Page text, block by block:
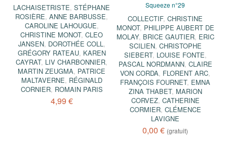
LACHAISETRISTE,STÉPHANE
ROSIÈRE,ANNE BARBUSSE,
CAROLINE LAHOUGUE,
CHRISTINE MONOT,CLEO
JANSEN, DOROTHÉE COLL,
GRÉGORY RATEAU, KAREN
CAYRAT, LIV CHARBONNIER,
MARTIN ZEUGMA, PATRICE
MALTAVERNE, RÉGINALD
CORNIER, ROMAIN PARIS
4,99 €
Squeeze n°29
COLLECTIF,CHRISTINE
MONOT, PHILIPPE AUBERT DE
MOLAY, BRICE GAUTIER, ERIC
SCILIEN, CHRISTOPHE
SIEBERT, LOUISE FONTE,
PASCAL NORDMANN, CLAIRE
VON CORDA, FLORENT ARC,
FRANÇOIS FOURNET, EMNA
ZINA THABET, MARION
CORVEZ, CATHERINE
CORMIER, CLÉMENCE
LAVIGNE
0,00 € (gratuit)